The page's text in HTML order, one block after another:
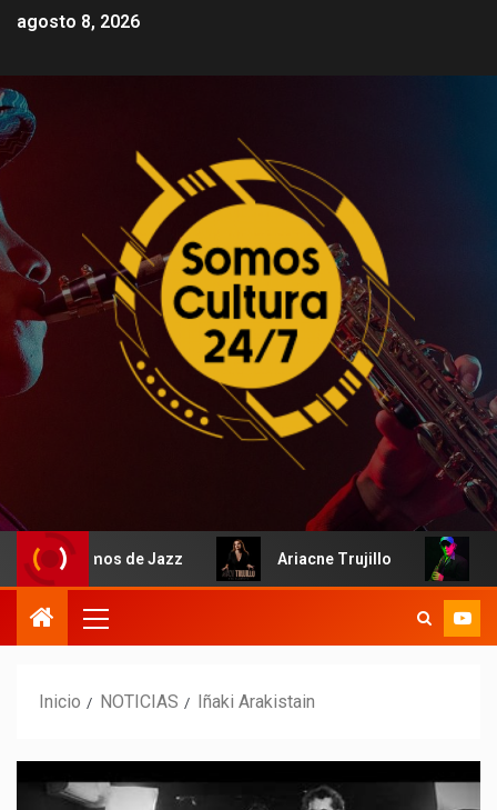
agosto 8, 2026
Hablemos de Jazz Ariacne Trujillo
Inicio NOTICIAS Iñaki Arakistain